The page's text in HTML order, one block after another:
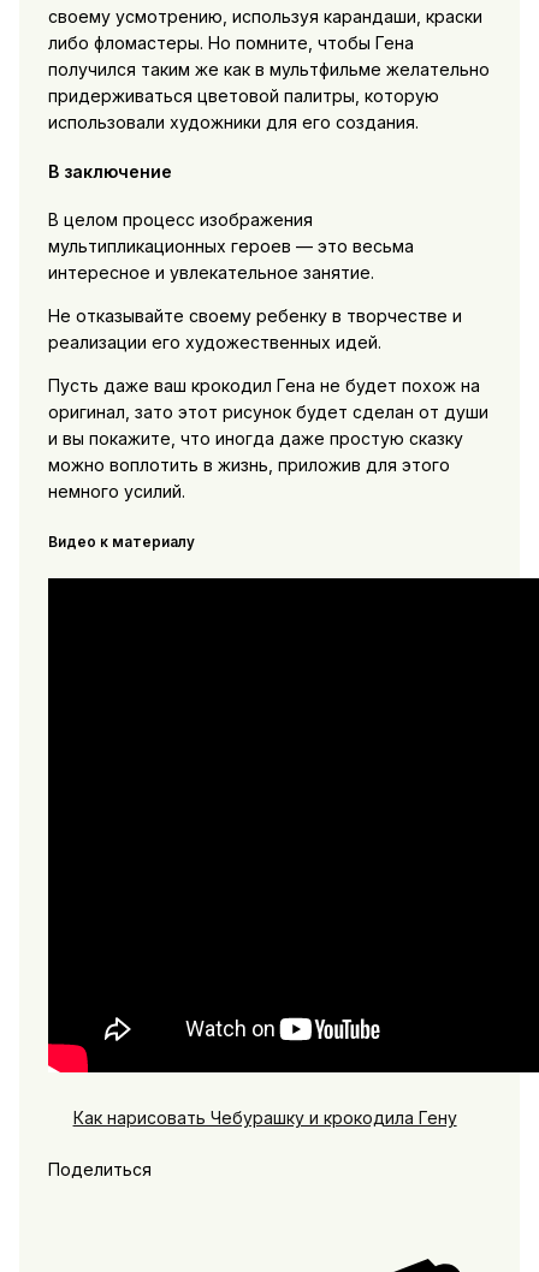
своему усмотрению, используя карандаши, краски
либо фломастеры. Но помните, чтобы Гена
получился таким же как в мультфильме желательно
придерживаться цветовой палитры, которую
использовали художники для его создания.
В заключение
В целом процесс изображения
мультипликационных героев — это весьма
интересное и увлекательное занятие.
Не отказывайте своему ребенку в творчестве и
реализации его художественных идей.
Пусть даже ваш крокодил Гена не будет похож на
оригинал, зато этот рисунок будет сделан от души
и вы покажите, что иногда даже простую сказку
можно воплотить в жизнь, приложив для этого
немного усилий.
Видео к материалу
Как нарисовать Чебурашку и крокодила Гену
Поделиться